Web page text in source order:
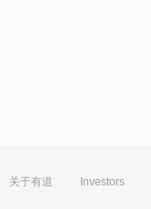
关于有道 Investors